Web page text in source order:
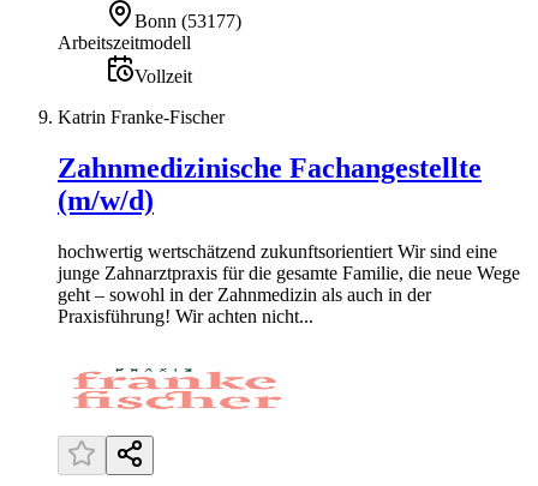
Bonn (53177)
Arbeitszeitmodell
Vollzeit
Katrin Franke-Fischer
Zahnmedizinische Fachangestellte
(m/w/d)
hochwertig wertschätzend zukunftsorientiert Wir sind eine
junge Zahnarztpraxis für die gesamte Familie, die neue Wege
geht – sowohl in der Zahnmedizin als auch in der
Praxisführung! Wir achten nicht...